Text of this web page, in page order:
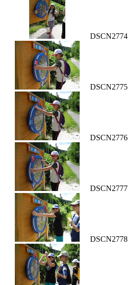
DSCN2774
DSCN2775
DSCN2776
DSCN2777
DSCN2778